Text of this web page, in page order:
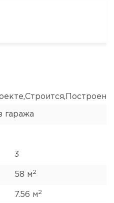
гаража
3
58 м2
7.56 м2